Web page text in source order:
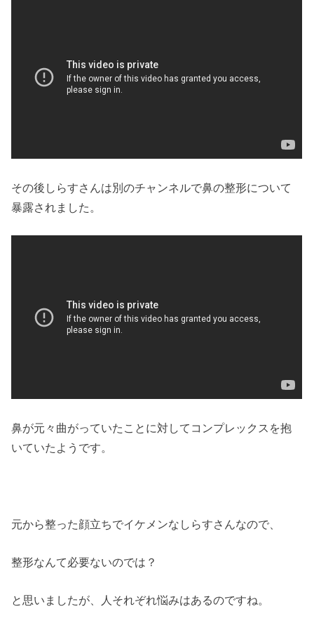
その後しらすさんは別のチャンネルで鼻の整形について
暴露されました。
鼻が元々曲がっていたことに対してコンプレックスを抱
いていたようです。
元から整った顔立ちでイケメンなしらすさんなので、
整形なんて必要ないのでは？
と思いましたが、人それぞれ悩みはあるのですね。